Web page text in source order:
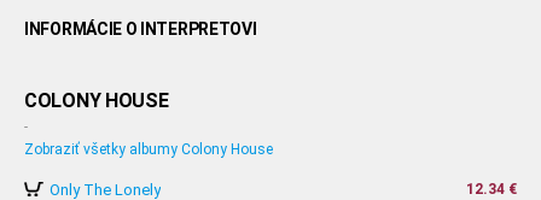
INFORMÁCIE O INTERPRETOVI
COLONY HOUSE
-
Zobraziť všetky albumy Colony House
Only The Lonely 12.34 €